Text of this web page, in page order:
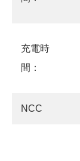
充電時
間：
NCC